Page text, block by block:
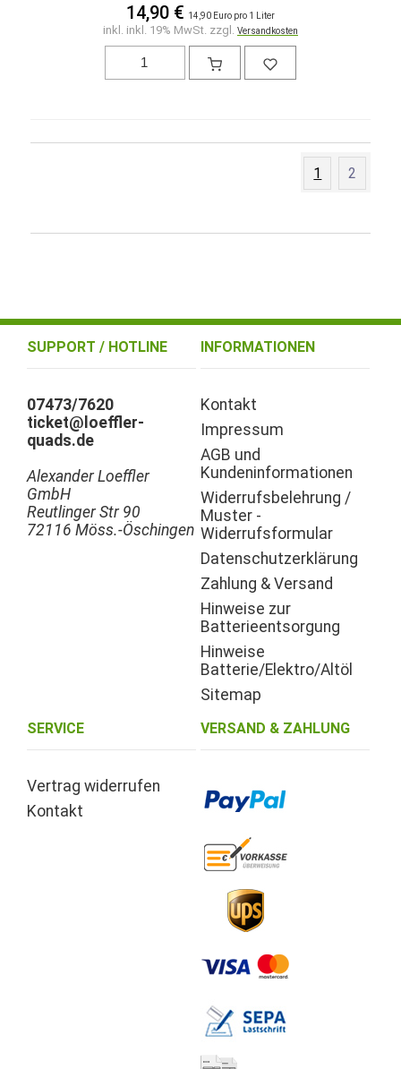
14,90 € 14,90 Euro pro 1 Liter
inkl. inkl. 19% MwSt. zzgl. Versandkosten
1 2
SUPPORT / HOTLINE
07473/7620
ticket@loeffler-
quads.de
Alexander Loeffler
GmbH
Reutlinger Str 90
72116 Möss.-Öschingen
INFORMATIONEN
Kontakt
Impressum
AGB und
Kundeninformationen
Widerrufsbelehrung /
Muster -
Widerrufsformular
Datenschutzerklärung
Zahlung & Versand
Hinweise zur
Batterieentsorgung
Hinweise
Batterie/Elektro/Altöl
Sitemap
SERVICE
Vertrag widerrufen
Kontakt
VERSAND & ZAHLUNG